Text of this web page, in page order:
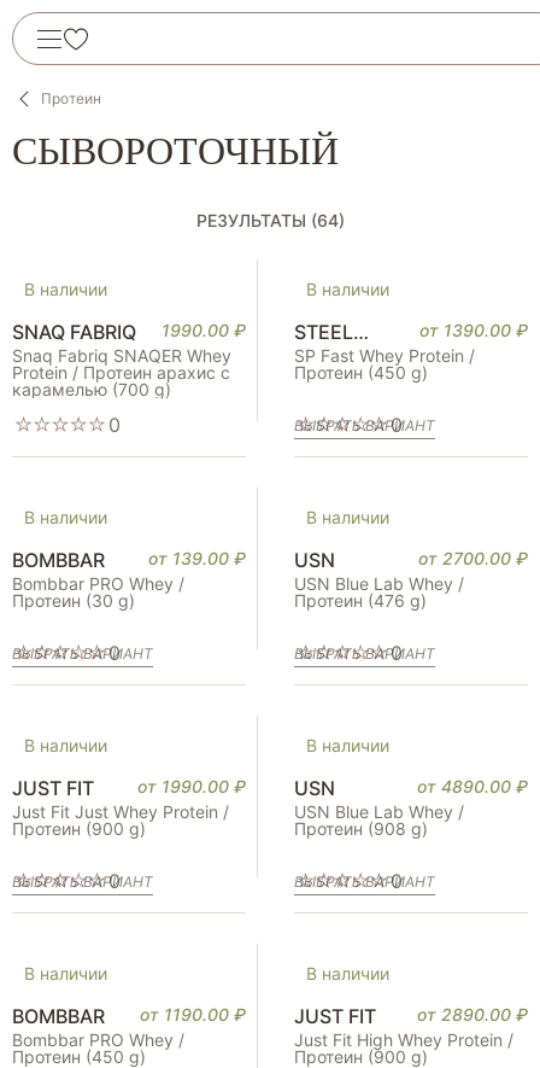
Протеин
СЫВОРОТОЧНЫЙ
РЕЗУЛЬТАТЫ (64)
В наличии
SNAQ FABRIQ 1990.00 ₽
Snaq Fabriq SNAQER Whey
Protein / Протеин арахис с
карамелью (700 g)
0
В наличии
STEEL
POWER
от 1390.00 ₽
SP Fast Whey Protein /
Протеин (450 g)
0
ВЫБРАТЬ ВАРИАНТ
В наличии
BOMBBAR от 139.00 ₽
Bombbar PRO Whey /
Протеин (30 g)
0
ВЫБРАТЬ ВАРИАНТ
В наличии
USN от 2700.00 ₽
USN Blue Lab Whey /
Протеин (476 g)
0
ВЫБРАТЬ ВАРИАНТ
В наличии
JUST FIT от 1990.00 ₽
Just Fit Just Whey Protein /
Протеин (900 g)
0
ВЫБРАТЬ ВАРИАНТ
В наличии
USN от 4890.00 ₽
USN Blue Lab Whey /
Протеин (908 g)
0
ВЫБРАТЬ ВАРИАНТ
В наличии
BOMBBAR от 1190.00 ₽
Bombbar PRO Whey /
Протеин (450 g)
В наличии
JUST FIT от 2890.00 ₽
Just Fit High Whey Protein /
Протеин (900 g)